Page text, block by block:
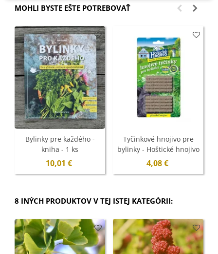
MOHLI BYSTE EŠTE POTREBOVAŤ
Bylinky pre každého -
kniha - 1 ks
10,01 €
Tyčinkové hnojivo pre
bylinky - Hoštické hnojivo
- 10 ks
4,08 €
8 INÝCH PRODUKTOV V TEJ ISTEJ KATEGÓRII: